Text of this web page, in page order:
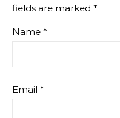
fields are marked *
Name *
Email *